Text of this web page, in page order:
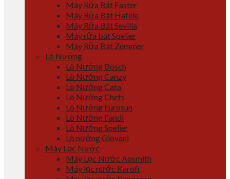
Máy Rửa Bát Faster
Máy Rửa Bát Hafele
Máy Rửa Bát Sevilla
Máy rửa bát Spelier
Máy Rửa Bát Zemmer
Lò Nướng
Lò Nướng Bosch
Lò Nướng Canzy
Lò Nướng Cata
Lò Nướng Chefs
Lò Nướng Eurosun
Lò Nướng Fandi
Lò Nướng Spelier
Lò nướng Giovani
Máy Lọc Nước
Máy Lọc Nước Aosmith
Máy lọc nước Karofi